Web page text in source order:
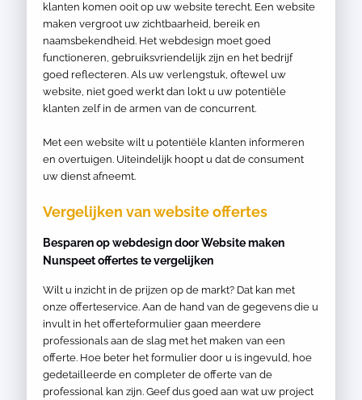
klanten komen ooit op uw website terecht. Een website
maken vergroot uw zichtbaarheid, bereik en
naamsbekendheid. Het webdesign moet goed
functioneren, gebruiksvriendelijk zijn en het bedrijf
goed reflecteren. Als uw verlengstuk, oftewel uw
website, niet goed werkt dan lokt u uw potentiële
klanten zelf in de armen van de concurrent.
Met een website wilt u potentiële klanten informeren
en overtuigen. Uiteindelijk hoopt u dat de consument
uw dienst afneemt.
Vergelijken van website offertes
Besparen op webdesign door Website maken
Nunspeet offertes te vergelijken
Wilt u inzicht in de prijzen op de markt? Dat kan met
onze offerteservice. Aan de hand van de gegevens die u
invult in het offerteformulier gaan meerdere
professionals aan de slag met het maken van een
offerte. Hoe beter het formulier door u is ingevuld, hoe
gedetailleerde en completer de offerte van de
professional kan zijn. Geef dus goed aan wat uw project